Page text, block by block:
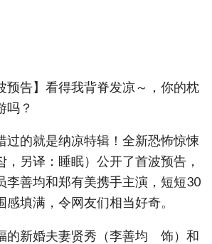
预告】看得我背脊发凉～，你的枕
吗？
过的就是纳凉特辑！全新恐怖惊悚
，另译：睡眠）公开了首波预告，
李善均和郑有美携手主演，短短30
填满，令网友们相当好奇。
的新婚夫妻贤秀（李善均 饰）和